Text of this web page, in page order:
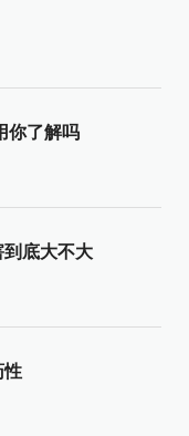
你了解吗
底大不大
性